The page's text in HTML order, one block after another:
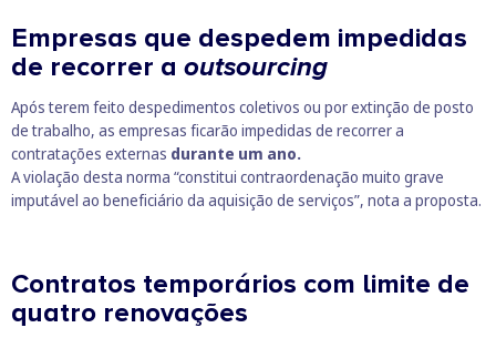
Empresas que despedem impedidas
de recorrer a outsourcing
Após terem feito despedimentos coletivos ou por extinção de posto
de trabalho, as empresas ficarão impedidas de recorrer a
contratações externas durante um ano.
A violação desta norma “constitui contraordenação muito grave
imputável ao beneficiário da aquisição de serviços”, nota a proposta.
Contratos temporários com limite de
quatro renovações